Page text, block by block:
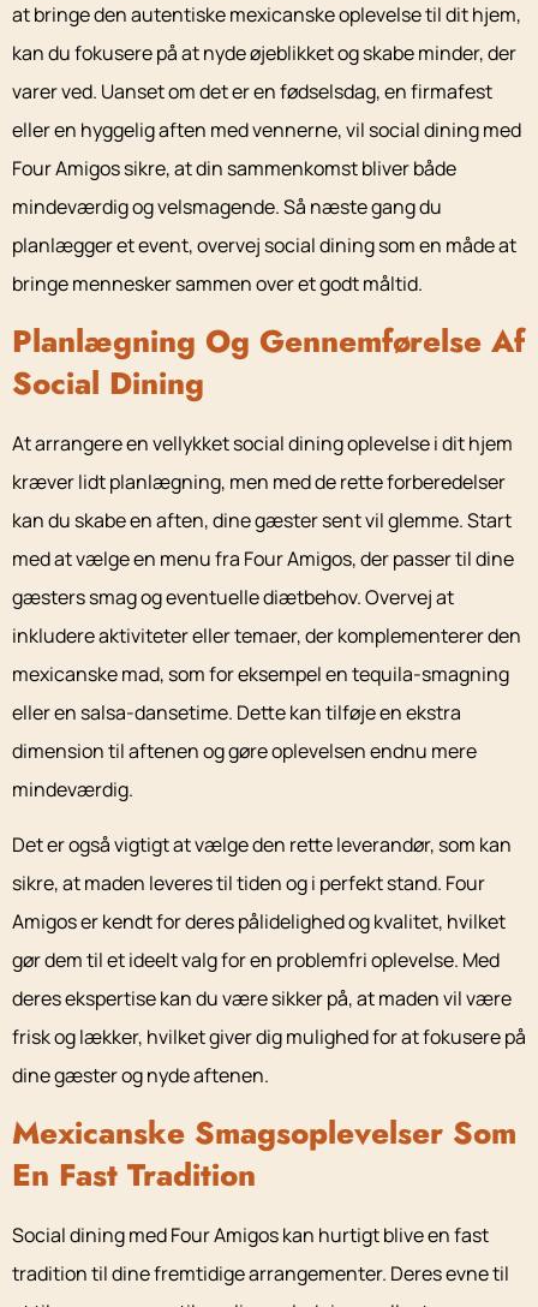
at bringe den autentiske mexicanske oplevelse til dit hjem,
kan du fokusere på at nyde øjeblikket og skabe minder, der
varer ved. Uanset om det er en fødselsdag, en firmafest
eller en hyggelig aften med vennerne, vil social dining med
Four Amigos sikre, at din sammenkomst bliver både
mindeværdig og velsmagende. Så næste gang du
planlægger et event, overvej social dining som en måde at
bringe mennesker sammen over et godt måltid.
Planlægning Og Gennemførelse Af
Social Dining
At arrangere en vellykket social dining oplevelse i dit hjem
kræver lidt planlægning, men med de rette forberedelser
kan du skabe en aften, dine gæster sent vil glemme. Start
med at vælge en menu fra Four Amigos, der passer til dine
gæsters smag og eventuelle diætbehov. Overvej at
inkludere aktiviteter eller temaer, der komplementerer den
mexicanske mad, som for eksempel en tequila-smagning
eller en salsa-dansetime. Dette kan tilføje en ekstra
dimension til aftenen og gøre oplevelsen endnu mere
mindeværdig.
Det er også vigtigt at vælge den rette leverandør, som kan
sikre, at maden leveres til tiden og i perfekt stand. Four
Amigos er kendt for deres pålidelighed og kvalitet, hvilket
gør dem til et ideelt valg for en problemfri oplevelse. Med
deres ekspertise kan du være sikker på, at maden vil være
frisk og lækker, hvilket giver dig mulighed for at fokusere på
dine gæster og nyde aftenen.
Mexicanske Smagsoplevelser Som
En Fast Tradition
Social dining med Four Amigos kan hurtigt blive en fast
tradition til dine fremtidige arrangementer. Deres evne til